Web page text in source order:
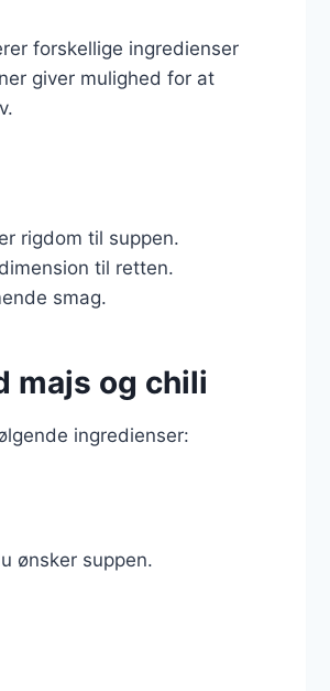
forskellige ingredienser
giver mulighed for at
rigdom til suppen.
til retten.
smag.
majs og chili
ingredienser:
ønsker suppen.